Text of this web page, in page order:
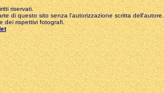
riservati.
di questo sito senza l'autorizzazione scritta dell'autore.
dei rispettivi fotografi.